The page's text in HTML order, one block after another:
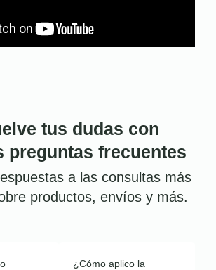
tus dudas con
preguntas frecuentes
a las consultas más
productos, envíos y más.
¿Cómo aplico la